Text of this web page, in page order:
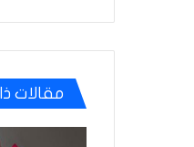
مقالات